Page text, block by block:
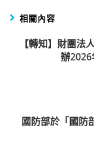
相關內容
【轉知】財團法
辦2026
國防部於「國防